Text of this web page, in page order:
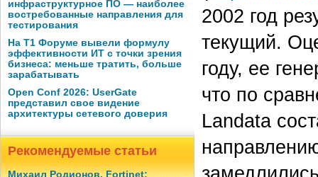
инфраструктурное ПО — наиболее
востребованные направления для
тестирования
На Т1 Форуме вывели формулу
эффективности ИТ с точки зрения
бизнеса: меньше тратить, больше
зарабатывать
Open Conf 2026: UserGate
представил свое видение
архитектуры сетевого доверия
Рекомендуемые статьи
Михаил Родионов, Fortinet:
2002 год
текущий.
году, ее
что по
Landata